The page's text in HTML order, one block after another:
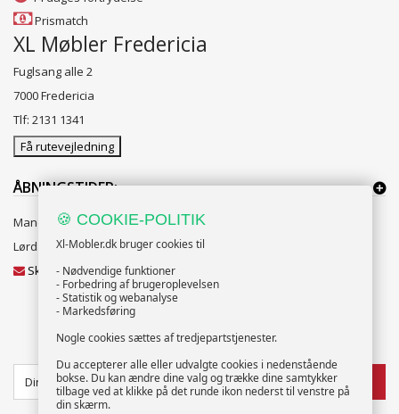
Prismatch
XL Møbler Fredericia
Fuglsang alle 2
7000 Fredericia
Tlf: 2131 1341
Få rutevejledning
ÅBNINGSTIDER:
Mandag til Fredag 10:00 til 18:00
Lørdag og Søndag 10:00 til 16:00
Skriv til vores kundeservice
NYHEDSBREV
TILMELD
🍪 COOKIE-POLITIK
Xl-Mobler.dk bruger cookies til
- Nødvendige funktioner
- Forbedring af brugeroplevelsen
- Statistik og webanalyse
- Markedsføring
Nogle cookies sættes af tredjepartstjenester.
Du accepterer alle eller udvalgte cookies i nedenstående
bokse. Du kan ændre dine valg og trække dine samtykker
tilbage ved at klikke på det runde ikon nederst til venstre på
din skærm.